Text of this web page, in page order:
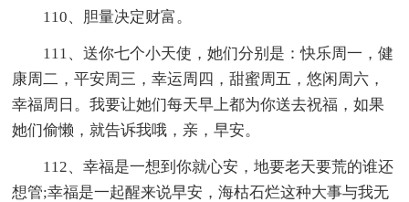
110、胆量决定财富。
111、送你七个小天使，她们分别是：快乐周一，健
康周二，平安周三，幸运周四，甜蜜周五，悠闲周六，
幸福周日。我要让她们每天早上都为你送去祝福，如果
她们偷懒，就告诉我哦，亲，早安。
112、幸福是一想到你就心安，地要老天要荒的谁还
想管;幸福是一起醒来说早安，海枯石烂这种大事与我无